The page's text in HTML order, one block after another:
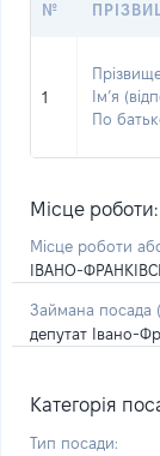
№
1
Ім’я
По
Місце роботи:
Місце роботи
ІВАНО-
Займана посада
депутат Івано-
Категорія
Тип посади: